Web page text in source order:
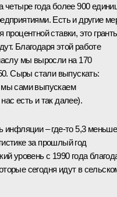
четыре года более 900
Есть и другие
ставки, это
Благодаря этой работе
мы выросли на 170
Сыры стали выпускать:
сами выпускаем
есть и так далее).
инфляции – где-то 5,3
за прошлый год
уровень с 1990 года
сегодня идут в